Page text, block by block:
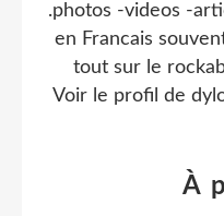
.photos -videos -
en Francais
tout sur le
Voir le profil de
À